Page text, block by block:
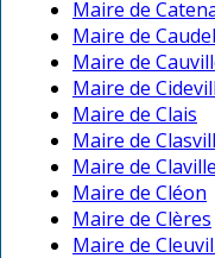
Maire de
Maire de
Maire de
Maire de
Maire de Clais
Maire de
Maire de
Maire de Cléon
Maire de Clères
Maire de